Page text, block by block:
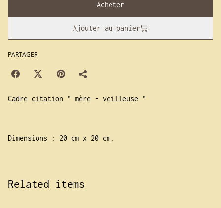
Acheter
Ajouter au panier
PARTAGER
Cadre citation " mère - veilleuse "
Dimensions : 20 cm x 20 cm.
Related items